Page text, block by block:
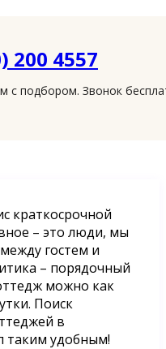
200 4557
с подбором. Звонок
краткосрочной
– это люди, мы
гостем и
– порядочный
можно как
Поиск
в
таким удобным!